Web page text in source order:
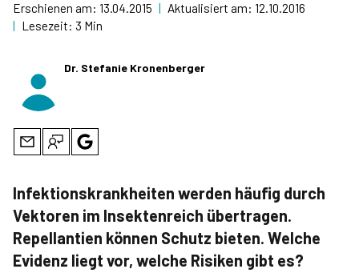
Erschienen am: 13.04.2015 | Aktualisiert am: 12.10.2016
| Lesezeit: 3 Min
Dr. Stefanie Kronenberger
Infektionskrankheiten werden häufig durch
Vektoren im Insektenreich übertragen.
Repellantien können Schutz bieten. Welche
Evidenz liegt vor, welche Risiken gibt es?